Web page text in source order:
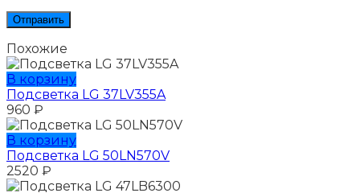
Похожие
В корзину
Подсветка LG 37LV355A
960 ₽
В корзину
Подсветка LG 50LN570V
2520 ₽